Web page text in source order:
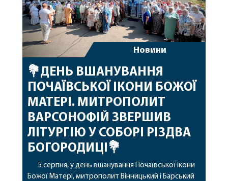
Новини
💐ДЕНЬ ВШАНУВАННЯ
ПОЧАЇВСЬКОЇ ІКОНИ БОЖОЇ
МАТЕРІ. МИТРОПОЛИТ
ВАРСОНОФІЙ ЗВЕРШИВ
ЛІТУРГІЮ У СОБОРІ РІЗДВА
БОГОРОДИЦІ💐
5 серпня, у день вшанування Почаївської ікони
Божої Матері, митрополит Вінницький і Барський